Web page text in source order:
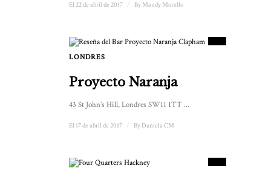
El 22 de abril de 2017 By Mandy Morello
PUNTUACIÓN
LONDRES
Proyecto Naranja
43 St John’s Hill, Londres SW11 1TT ...
El 17 de abril de 2017 By Daniela CM